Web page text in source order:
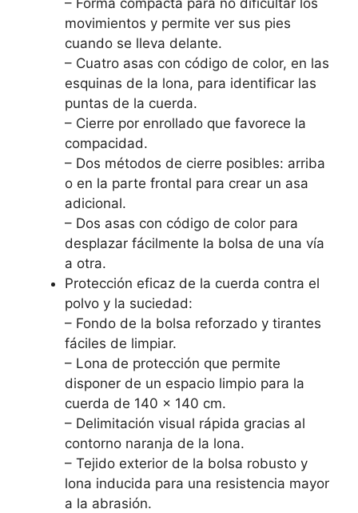
– Forma compacta para no dificultar los
movimientos y permite ver sus pies
cuando se lleva delante.
– Cuatro asas con código de color, en las
esquinas de la lona, para identificar las
puntas de la cuerda.
– Cierre por enrollado que favorece la
compacidad.
– Dos métodos de cierre posibles: arriba
o en la parte frontal para crear un asa
adicional.
– Dos asas con código de color para
desplazar fácilmente la bolsa de una vía
a otra.
Protección eficaz de la cuerda contra el
polvo y la suciedad:
– Fondo de la bolsa reforzado y tirantes
fáciles de limpiar.
– Lona de protección que permite
disponer de un espacio limpio para la
cuerda de 140 x 140 cm.
– Delimitación visual rápida gracias al
contorno naranja de la lona.
– Tejido exterior de la bolsa robusto y
lona inducida para una resistencia mayor
a la abrasión.